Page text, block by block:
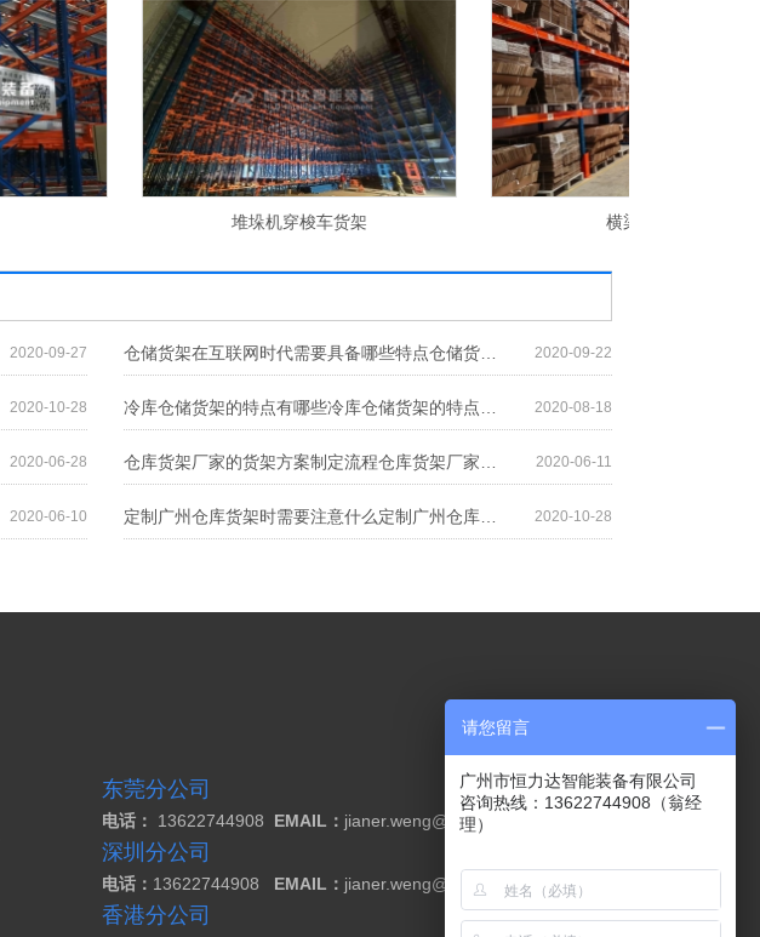
2020-09-27 仓储货架在互联网时代需要具备哪些特点仓储货架在互联网时代需要具备哪些特点 2020-09-22
2020-10-28 2020-08-18
2020-06-28 2020-06-11
2020-06-10 定制广州仓库货架时需要注意什么定制广州仓库货架时需要注意什么 2020-10-28
东莞分公司
电话： 13622744908 EMAIL： jianer.weng@cnrack.com.cn
深圳分公司
电话： 13622744908 EMAIL： jianer.weng@cnrack.com.cn
香港分公司
请您留言
广州市恒力达智能装备有限公司
咨询热线：13622744908（翁经
理）